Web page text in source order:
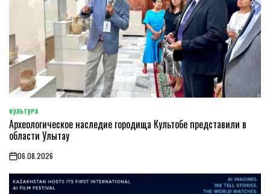
POSTED
IN
КУЛЬТУРА
Археологическое наследие городища Культобе представили в
области Улытау
on06.08.2026